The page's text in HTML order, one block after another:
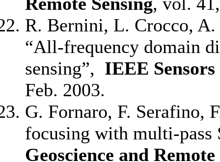
R. Bernini, L. Crocco,
“All-frequency domain
sensing”, IEEE
Feb. 2003.
G. Fornaro, F. Serafino,
focusing with multi-
Geoscience and Remote